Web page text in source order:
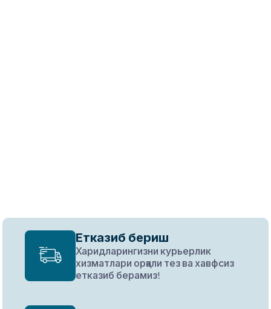
Етказиб бериш
Харидларингизни курьерлик
хизматлари орқали тез ва хавфсиз
етказиб берамиз!